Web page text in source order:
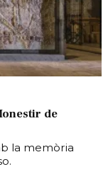
de
la memòria